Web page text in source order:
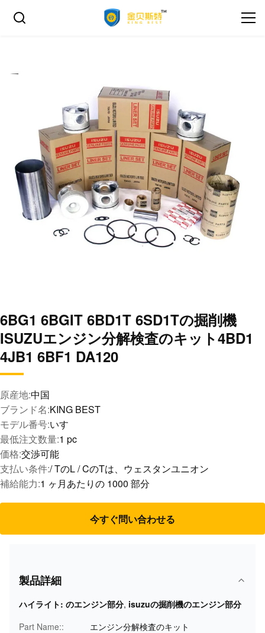
6BG1 6BGIT 6BD1T 6SD1Tの掘削機
ISUZUエンジン分解検査のキット4BD1
4JB1 6BF1 DA120
原産地:中国
ブランド名:KING BEST
モデル番号:いすゞ
最低注文数量:1 pc
価格:交渉可能
支払い条件:/ TのL / CのTは、ウェスタンユニオン
補給能力:1 ヶ月あたりの 1000 部分
今すぐ問い合わせる
製品詳細
ハイライト: のエンジン部分, isuzuの掘削機のエンジン部分
Part Name::
エンジン分解検査のキット